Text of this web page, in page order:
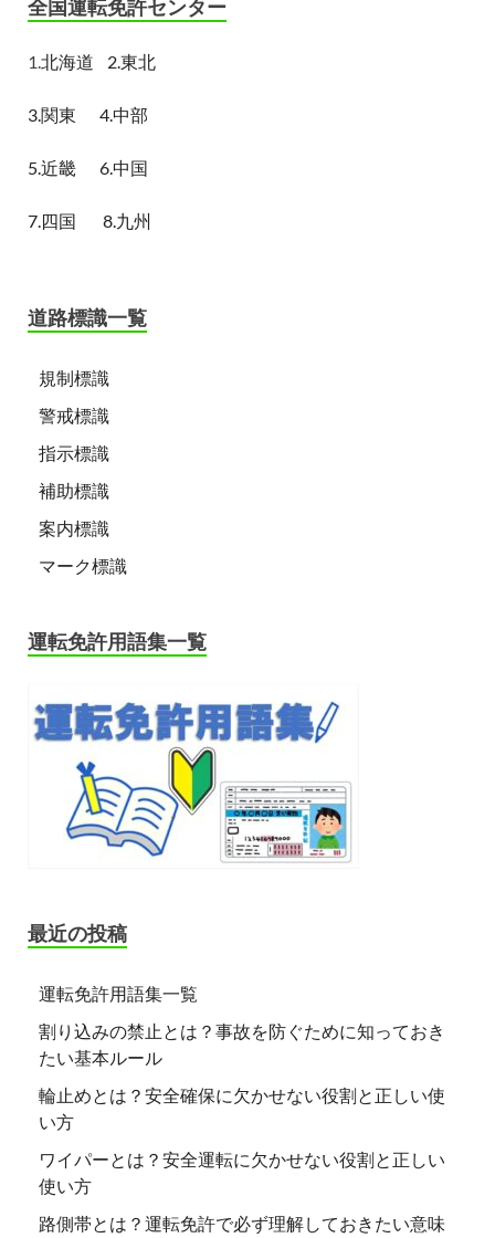
全国運転免許センター
1.北海道 2.東北
3.関東 4.中部
5.近畿 6.中国
7.四国 8.九州
道路標識一覧
規制標識
警戒標識
指示標識
補助標識
案内標識
マーク標識
運転免許用語集一覧
最近の投稿
運転免許用語集一覧
割り込みの禁止とは？事故を防ぐために知っておき
たい基本ルール
輪止めとは？安全確保に欠かせない役割と正しい使
い方
ワイパーとは？安全運転に欠かせない役割と正しい
使い方
路側帯とは？運転免許で必ず理解しておきたい意味